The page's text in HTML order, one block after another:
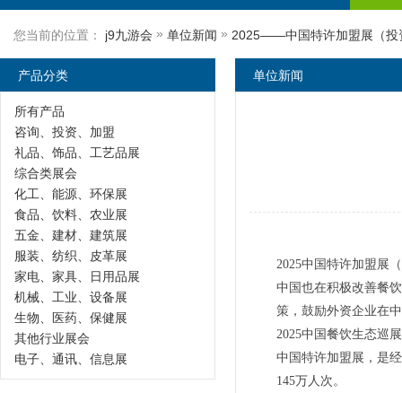
2024上海自有品牌展--2024上海oem 贴牌代加工展
您当前的位置： j9九游会 » 单位新闻 » 2025——中国特许加盟展（投
单位新闻
2025中国特许加盟展
中国也在积极改善餐
策，鼓励外资企业在
2025中国餐饮生态巡
中国特许加盟展，是
145万人次。
产品分类
所有产品
咨询、投资、加盟
礼品、饰品、工艺品展
综合类展会
化工、能源、环保展
食品、饮料、农业展
五金、建材、建筑展
服装、纺织、皮革展
家电、家具、日用品展
机械、工业、设备展
生物、医药、保健展
其他行业展会
电子、通讯、信息展